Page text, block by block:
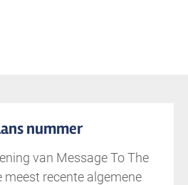
nummer
van Message To The
meest recente algemene